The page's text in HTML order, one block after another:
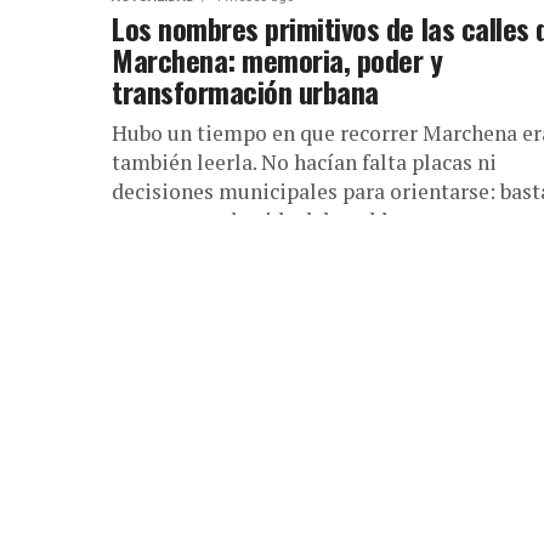
Los nombres primitivos de las calles
Marchena: memoria, poder y
transformación urbana
Hubo un tiempo en que recorrer Marchena
también leerla. No hacían falta placas ni
decisiones municipales para orientarse:
con conocer la vida del pueblo....